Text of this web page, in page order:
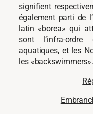
signifient
également parti de
latin «borea» qui
sont l’infra-
aquatiques, et les
les «backswimmers».